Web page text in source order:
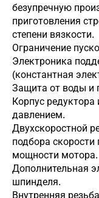
безупречную
приготовления
степени вязкости.
Ограничение
Электроника
(константная
Защита от воды и
Корпус
давлением.
Двухскоростной
подбора
мощности мотора.
Дополнительная
шпинделя.
Внутренняя